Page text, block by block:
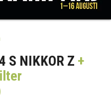
S NIKKOR Z +